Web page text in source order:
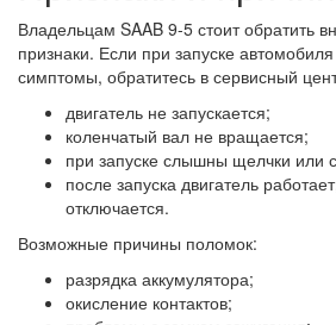
Владельцам SAAB 9-5 стоит обратить
признаки. Если при запуске
симптомы, обратитесь в сервисный
двигатель не запускается;
коленчатый вал не вращается;
при запуске слышны щелчки или
после запуска двигатель
отключается.
Возможные причины поломок:
разрядка аккумулятора;
окисление контактов;